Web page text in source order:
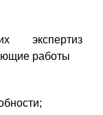
экспертиз
работы